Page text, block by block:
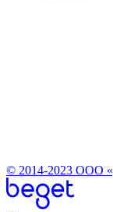
© 2014-2023 ООО